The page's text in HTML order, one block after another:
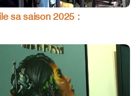
sa saison 2025 :